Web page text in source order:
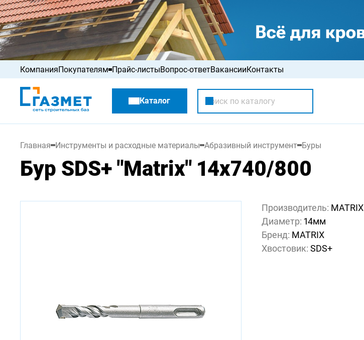
КомпанияПокупателям
Распродажа
Прайс-листыВопрос-ответВакансииКонтакты
Каталог
Главная Инструменты и расходные материалы Абразивный инструмент Буры
Бур SDS+ "Matrix" 14х740/800
Производитель: MATRIX
Диаметр: 14мм
Бренд: MATRIX
Хвостовик: SDS+